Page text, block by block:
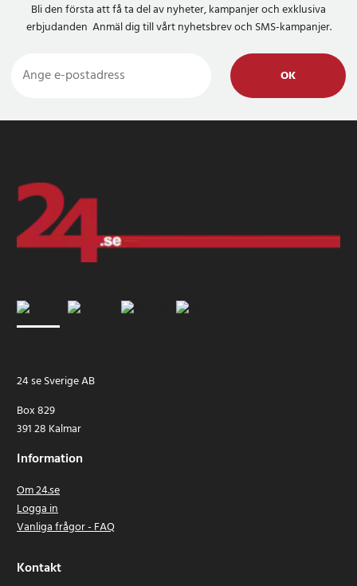
Bli den första att få ta del av nyheter, kampanjer och exklusiva
erbjudanden Anmäl dig till vårt nyhetsbrev och SMS-kampanjer.
OK
24 se Sverige AB
Box 829
391 28 Kalmar
Information
Om 24.se
Logga in
Vanliga frågor - FAQ
Kontakt